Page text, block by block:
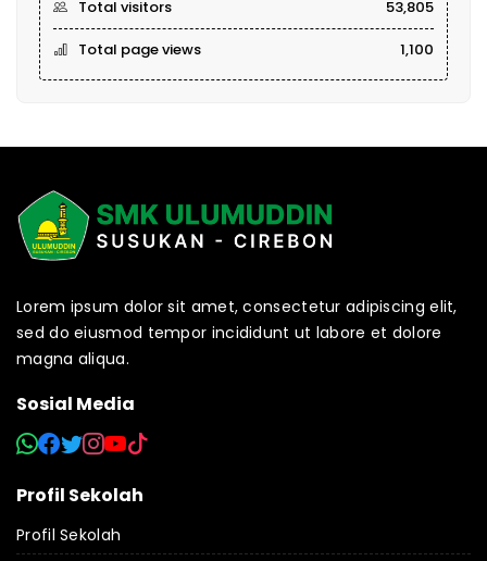
Total visitors 53,805
Total page views 1,100
Lorem ipsum dolor sit amet, consectetur adipiscing elit,
sed do eiusmod tempor incididunt ut labore et dolore
magna aliqua.
Sosial Media
Profil Sekolah
Profil Sekolah